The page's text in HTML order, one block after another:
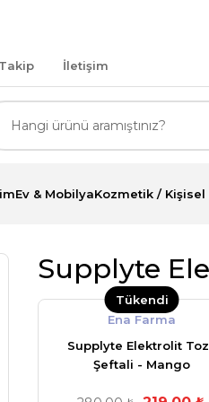
Kredi Kartına
İletişim
Ev & MobilyaKozmetik / Kişisel
Supplyte
Tükendi
Ena Farma
Supplyte Elektrolit
Şeftali - Mango